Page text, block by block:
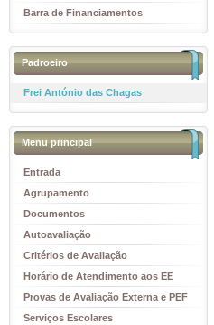
Barra de Financiamentos
Padroeiro
Frei António das Chagas
Menu principal
Entrada
Agrupamento
Documentos
Autoavaliação
Critérios de Avaliação
Horário de Atendimento aos EE
Provas de Avaliação Externa e PEF
Serviços Escolares